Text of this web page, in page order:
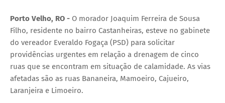
Porto Velho, RO - O morador Joaquim Ferreira de Sousa
Filho, residente no bairro Castanheiras, esteve no gabinete
do vereador Everaldo Fogaça (PSD) para solicitar
providências urgentes em relação a drenagem de cinco
ruas que se encontram em situação de calamidade. As vias
afetadas são as ruas Bananeira, Mamoeiro, Cajueiro,
Laranjeira e Limoeiro.